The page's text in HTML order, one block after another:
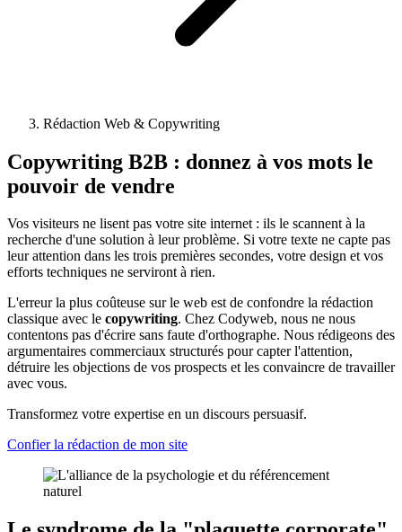
Rédaction Web & Copywriting
Copywriting B2B : donnez à vos mots le
pouvoir de vendre
Vos visiteurs ne lisent pas votre site internet : ils le scannent à la
recherche d'une solution à leur problème. Si votre texte ne capte pas
leur attention dans les trois premières secondes, votre design et vos
efforts techniques ne serviront à rien.
L'erreur la plus coûteuse sur le web est de confondre la rédaction
classique avec le copywriting. Chez Codyweb, nous ne nous
contentons pas d'écrire sans faute d'orthographe. Nous rédigeons des
argumentaires commerciaux structurés pour capter l'attention,
détruire les objections de vos prospects et les convaincre de travailler
avec vous.
Transformez votre expertise en un discours persuasif.
Confier la rédaction de mon site